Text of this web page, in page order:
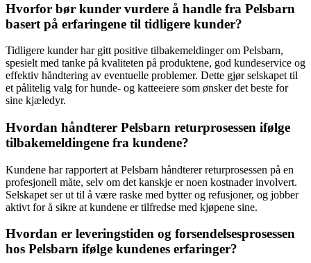
Hvorfor bør kunder vurdere å handle fra Pelsbarn
basert på erfaringene til tidligere kunder?
Tidligere kunder har gitt positive tilbakemeldinger om Pelsbarn,
spesielt med tanke på kvaliteten på produktene, god kundeservice og
effektiv håndtering av eventuelle problemer. Dette gjør selskapet til
et pålitelig valg for hunde- og katteeiere som ønsker det beste for
sine kjæledyr.
Hvordan håndterer Pelsbarn returprosessen ifølge
tilbakemeldingene fra kundene?
Kundene har rapportert at Pelsbarn håndterer returprosessen på en
profesjonell måte, selv om det kanskje er noen kostnader involvert.
Selskapet ser ut til å være raske med bytter og refusjoner, og jobber
aktivt for å sikre at kundene er tilfredse med kjøpene sine.
Hvordan er leveringstiden og forsendelsesprosessen
hos Pelsbarn ifølge kundenes erfaringer?